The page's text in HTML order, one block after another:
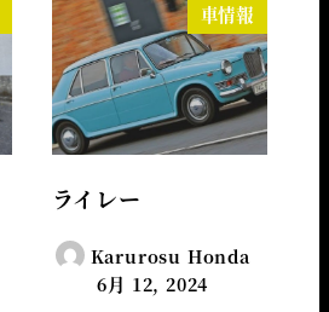
車情報
ライレー
Karurosu Honda
6月 12, 2024